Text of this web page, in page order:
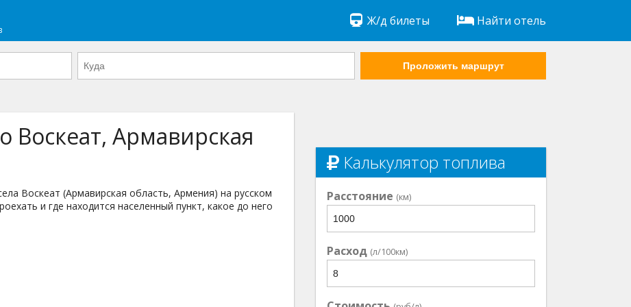
Ж/д билеты Найти отель
Проложить маршрут
Воскеат, Армавирская
Воскеат (Армавирская область, Армения) на русском
и где находится населенный пункт, какое до него
Калькулятор топлива
Расстояние (км)
Расход (л/100км)